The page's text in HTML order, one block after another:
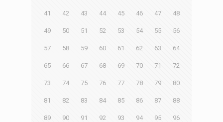
41 42 43 44 45 46 47 48
49 50 51 52 53 54 55 56
57 58 59 60 61 62 63 64
65 66 67 68 69 70 71 72
73 74 75 76 77 78 79 80
81 82 83 84 85 86 87 88
89 90 91 92 93 94 95 96